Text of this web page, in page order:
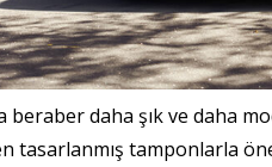
beraber daha şık ve daha
tasarlanmış tamponlarla